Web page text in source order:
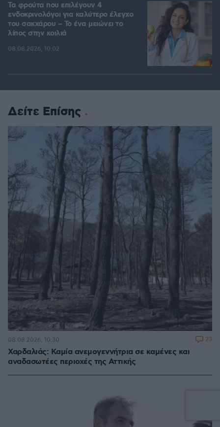
Τα φρούτα που επιλέγουν 4
ενδοκρινολόγοι για καλύτερο έλεγχο
του σακχάρου – Το ένα μειώνει το
λίπος στην κοιλιά
08.08.2026, 10:02
Δείτε Επίσης
Χαρδαλιάς: Καμία ανεμογεννήτρια σε καμένες και
αναδασωτέες περιοχές της Αττικής
08.08.2026, 10:30 23